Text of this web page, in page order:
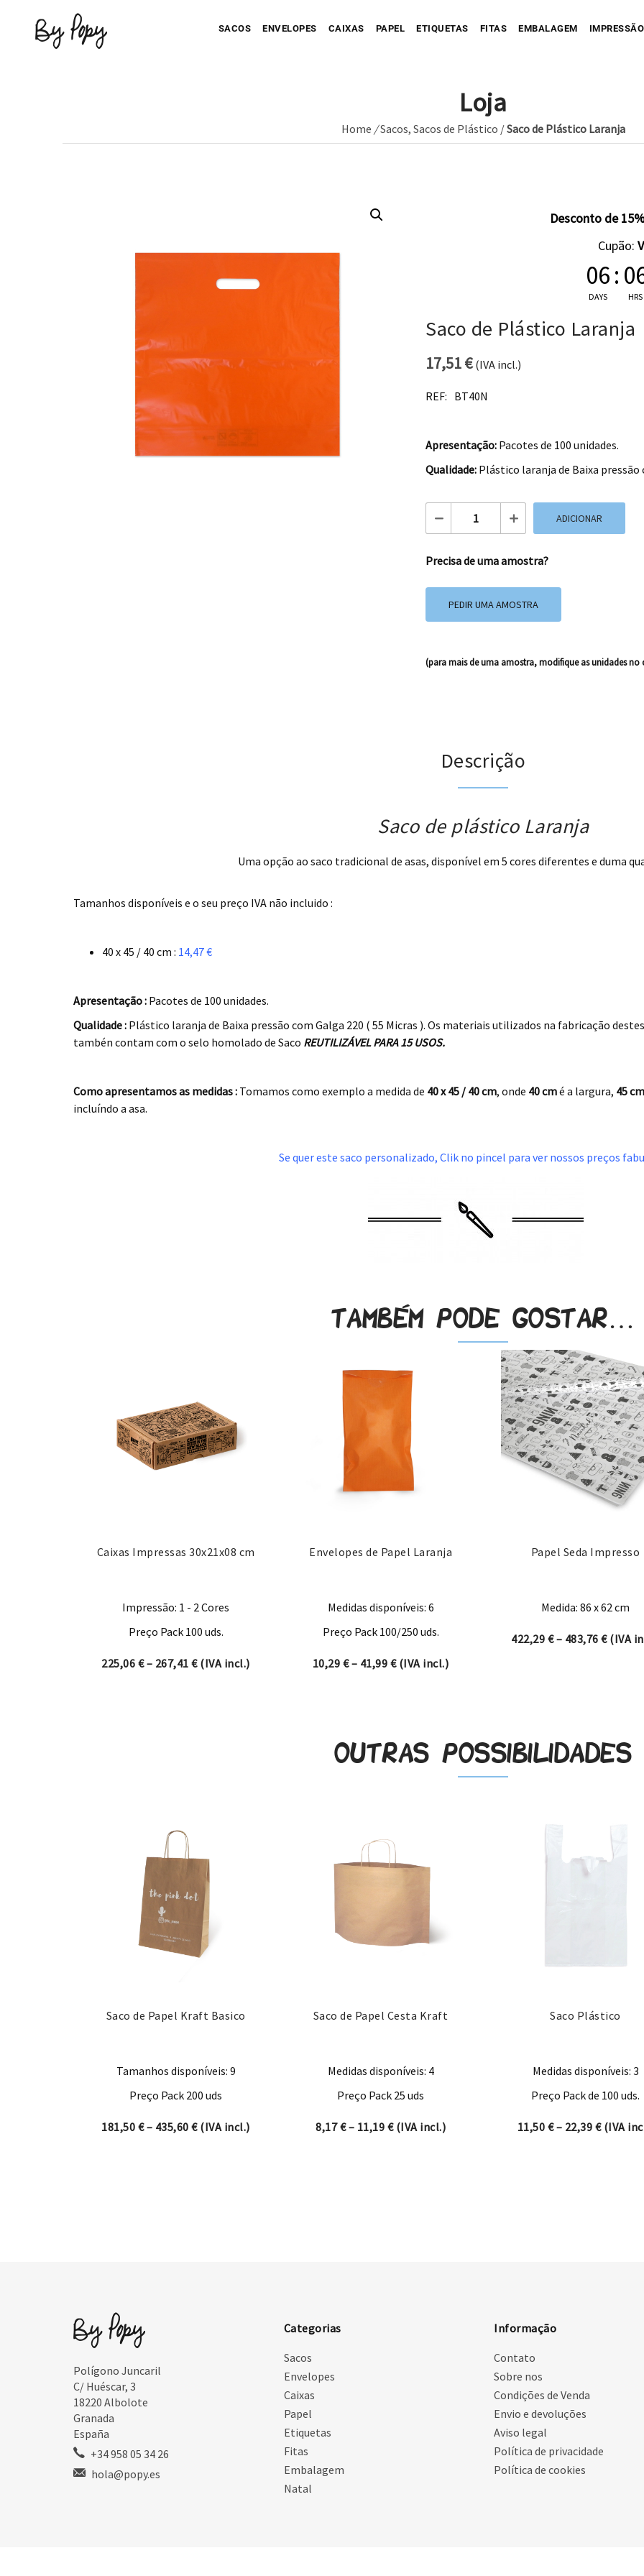
SACOS ENVELOPES CAIXAS
Sua Caixa Impressa Caixa Recortada
Caixa Full Color
PAPEL ETIQUETAS
Sua Etiqueta Impressa Etiqueta
FITAS EMBALAGEM
Sua Fita Adesiva
Loja
Home /Sacos, Sacos de Plástico /Saco de Plástico Laranja
Desconto de
Cupão:
06
DAYS
:
HRS
Saco de Plástico Laranja
17,51€(IVA incl.)
REF: BT40N
Apresentação: Pacotes de 100 unidades.
Qualidade: Plástico laranja de Baixa pressão
Quantidade de Saco de Plástico Laranja
ADICIONAR
Precisa de uma amostra?
PEDIR UMA AMOSTRA
(para mais de uma amostra, modifique as unidades no
Descrição
Saco de plástico Laranja
Uma opção ao saco tradicional de asas, disponível em 5 cores diferentes e duma
Tamanhos disponíveis e o seu preço IVA não incluido :
40 x 45 / 40 cm : 14,47 €
Apresentação : Pacotes de 100 unidades.
Qualidade : Plástico laranja de Baixa pressão com Galga 220 ( 55 Micras ). Os materiais utilizados na fabricação
tambén contam com o selo homolado de Saco REUTILIZÁVEL PARA 15 USOS.
Como apresentamos as medidas : Tomamos como exemplo a medida de 40 x 45 / 40cm, onde 40 cmé a largura, 45 cm
incluíndo a asa.
Se quer este saco personalizado, Clik no pincel para ver nossos preços
Também pode gostar…
Caixas Impressas 30x21x08 cm
Impressão: 1 - 2 Cores
Preço Pack 100 uds.
225,06 €– 267,41€Price range: 225,06 € through 267,41 €
(IVA incl.)
Envelopes de Papel Laranja
Medidas disponíveis: 6
Preço Pack 100/250 uds.
10,29 €– 41,99 €Price range: 10,29 € through 41,99 €
(IVA incl.)
Papel Seda Impresso
Medida: 86 x 62 cm
422,29 €– 483,76€Price
(IVA
Outras possibilidades
Saco de Papel Kraft Basico
Tamanhos disponíveis: 9
Preço Pack 200 uds
181,50 €– 435,60€Price range: 181,50 € through 435,60 €
(IVA incl.)
Saco de Papel Cesta Kraft
Medidas disponíveis: 4
Preço Pack 25 uds
8,17€ – 11,19 €Price range: 8,17 € through 11,19 €
(IVA incl.)
Saco Plástico
Medidas disponíveis: 3
Preço Pack de 100 uds.
11,50 €– 22,39 €Price
(IVA
Polígono Juncaril
C/ Huéscar, 3
18220 Albolote
Granada
España
+34 958 05 34 26
hola@popy.es
Categorias
Sacos
Envelopes
Caixas
Papel
Etiquetas
Fitas
Embalagem
Natal
Informação
Contato
Sobre nos
Condições de Venda
Envio e devoluções
Aviso legal
Política de privacidade
Política de cookies